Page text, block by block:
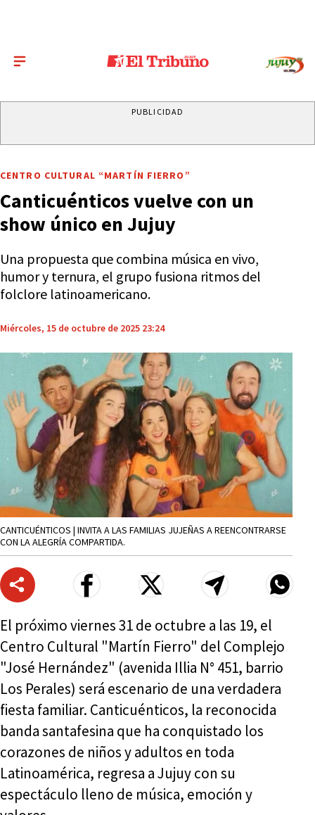
PUBLICIDAD
CENTRO CULTURAL “MARTÍN FIERRO”
Canticuénticos vuelve con un
show único en Jujuy
Una propuesta que combina música en vivo,
humor y ternura, el grupo fusiona ritmos del
folclore latinoamericano.
Miércoles, 15 de octubre de 2025 23:24
CANTICUÉNTICOS | INVITA A LAS FAMILIAS JUJEÑAS A REENCONTRARSE
CON LA ALEGRÍA COMPARTIDA.
El próximo viernes 31 de octubre a las 19, el
Centro Cultural "Martín Fierro" del Complejo
"José Hernández" (avenida Illia N° 451, barrio
Los Perales) será escenario de una verdadera
fiesta familiar. Canticuénticos, la reconocida
banda santafesina que ha conquistado los
corazones de niños y adultos en toda
Latinoamérica, regresa a Jujuy con su
espectáculo lleno de música, emoción y